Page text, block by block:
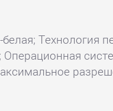
Технология